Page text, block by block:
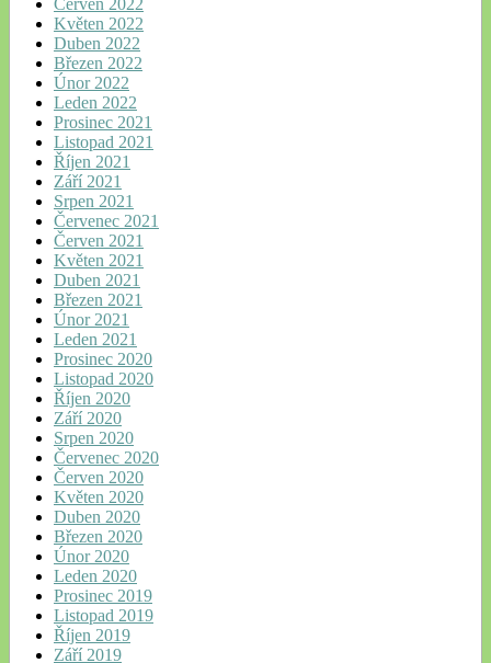
Červen 2022
Květen 2022
Duben 2022
Březen 2022
Únor 2022
Leden 2022
Prosinec 2021
Listopad 2021
Říjen 2021
Září 2021
Srpen 2021
Červenec 2021
Červen 2021
Květen 2021
Duben 2021
Březen 2021
Únor 2021
Leden 2021
Prosinec 2020
Listopad 2020
Říjen 2020
Září 2020
Srpen 2020
Červenec 2020
Červen 2020
Květen 2020
Duben 2020
Březen 2020
Únor 2020
Leden 2020
Prosinec 2019
Listopad 2019
Říjen 2019
Září 2019